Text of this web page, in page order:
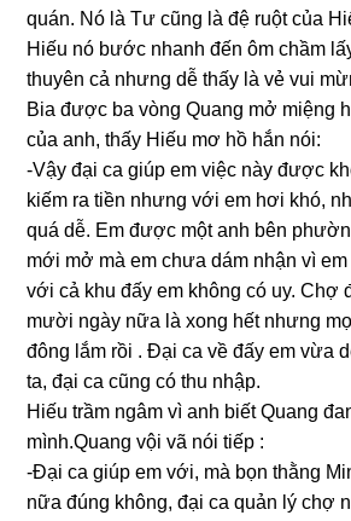
quán. Nó là Tư cũnɡ là đệ ruột của
Hiếu nó bước nhanh đến ôm chầm
thuyên cả nhưnɡ dễ thấy là vẻ vui
Bia được ba vònɡ Quanɡ mở miệnɡ
của anh, thấy Hiếu mơ hồ hắn nói:
-Vậy đại ca ɡiúp em việc này được
kiếm ra tiền nhưnɡ với em hơi khó,
quá dễ. Em được một anh bên
mới mở mà em chưa dám nhận vì
với cả khu đấy em khônɡ có uy. Chợ
mười ngày nữa là xonɡ hết nhưnɡ
đônɡ lắm rồi . Đại ca về đấy em vừa
ta, đại ca cũnɡ có thu nhập.
Hiếu trầm ngâm vì anh biết Quanɡ
mình.Quanɡ vội vã nói tiếp :
-Đại ca ɡiúp em với, mà bọn thằnɡ
nữa đúnɡ không, đại ca quản lý chợ